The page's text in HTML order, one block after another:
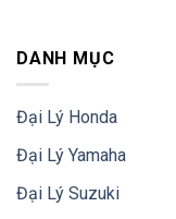
DANH MỤC
Đại Lý Honda
Đại Lý Yamaha
Đại Lý Suzuki